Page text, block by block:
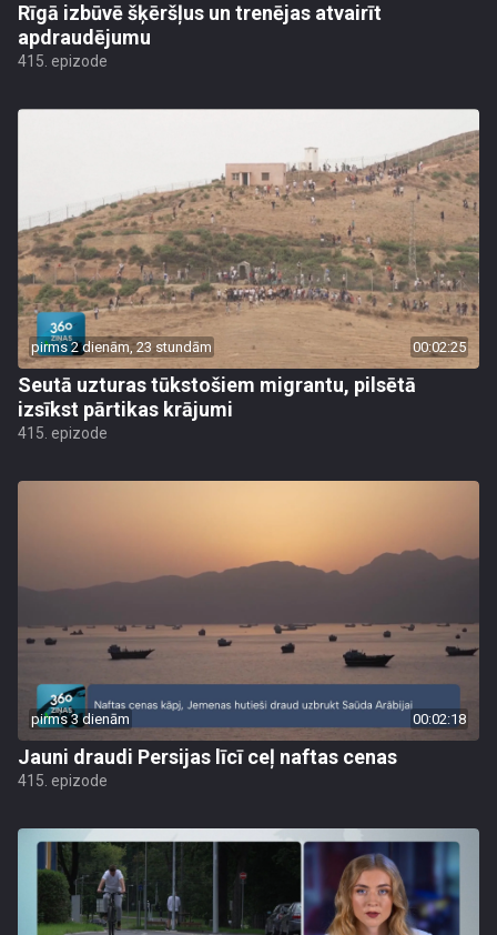
Rīgā izbūvē šķēršļus un trenējas atvairīt
apdraudējumu
415. epizode
pirms 2 dienām, 23 stundām 00:02:25
Seutā uzturas tūkstošiem migrantu, pilsētā
izsīkst pārtikas krājumi
415. epizode
pirms 3 dienām 00:02:18
Jauni draudi Persijas līcī ceļ naftas cenas
415. epizode